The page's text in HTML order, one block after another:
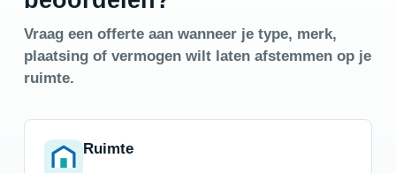
Vraag een offerte aan wanneer je type, merk,
plaatsing of vermogen wilt laten afstemmen op je
ruimte.
Ruimte